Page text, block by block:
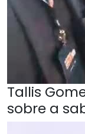
Tallis
sobre a